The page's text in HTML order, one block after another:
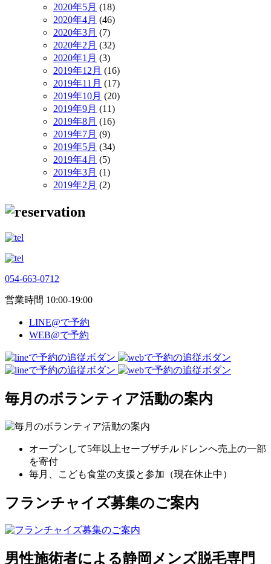
2020年5月 (18)
2020年4月 (46)
2020年3月 (7)
2020年2月 (32)
2020年1月 (3)
2019年12月 (16)
2019年11月 (17)
2019年10月 (20)
2019年9月 (11)
2019年8月 (16)
2019年7月 (9)
2019年5月 (34)
2019年4月 (5)
2019年3月 (1)
2019年2月 (2)
054-663-0712
営業時間 10:00-19:00
LINE@で予約
WEB@で予約
毎月のボランティア活動の案内
オープンして5年以上セーブザチルドレンへ売上の一部
を寄付
毎月、こども食堂の支援と参加（現在休止中）
フランチャイズ募集のご案内
男性施術者による静岡メンズ脱毛専門